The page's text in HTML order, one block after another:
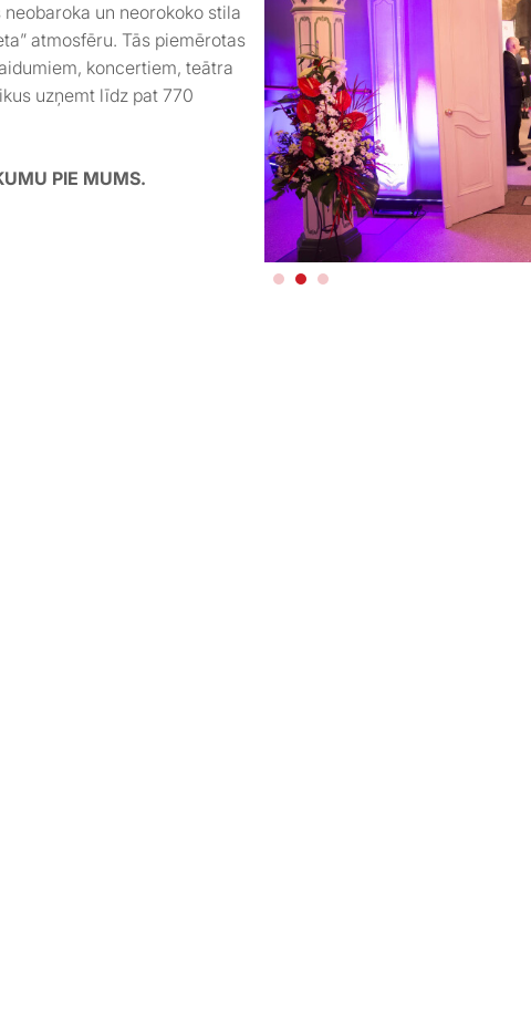
un neorokoko stila
atmosfēru. Tās piemērotas
koncertiem, teātra
uzņemt līdz pat 770
PIE MUMS.